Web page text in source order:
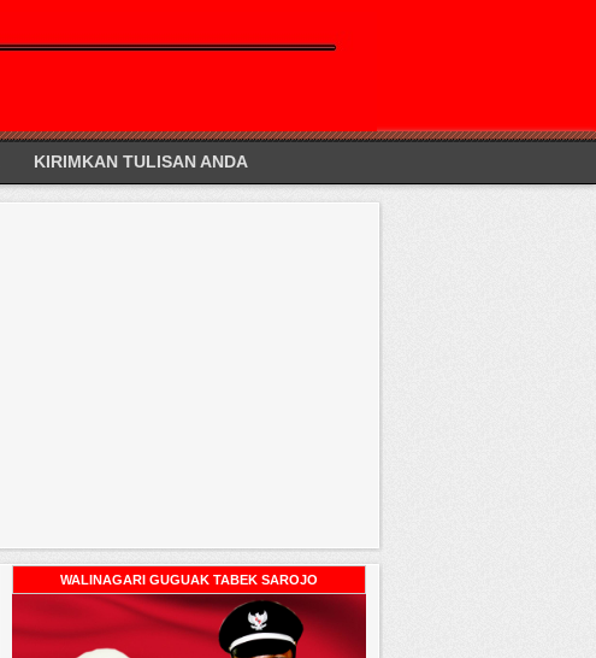
KIRIMKAN TULISAN ANDA
WALINAGARI GUGUAK TABEK SAROJO